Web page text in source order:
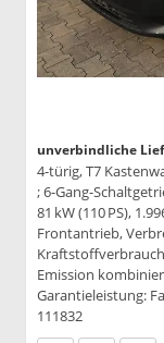
unverbindliche
4-türig, T7
; 6-Gang-
81 kW (110 PS),
Frontantrieb,
Emission
Garantieleistung:
111832